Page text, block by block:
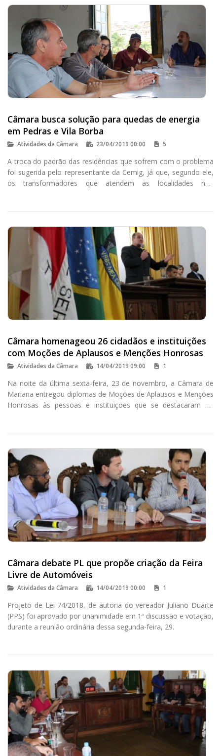
Câmara busca solução para quedas de energia
em Pedras e Vila Borba
Atividades da Câmara 23/04/2019 00:00 5
A troca do padrão das residências que sofrem com o problema
foi sugerida pelo representante da Cemig, já que, segundo ele,
os transformadores que atendem as localidades não
Câmara homenageou 26 cidadãos e instituições
com Moções de Aplausos e Menções Honrosas
Atividades da Câmara 14/04/2019 09:00 1
Na noite da última sexta-feira, 23 de novembro, a Câmara de
Mariana entregou diplomas de Moções de Aplausos e Menções
Honrosas às pessoas e instituições que se destacaram ao
Câmara debate PL que propõe criação da Feira
Livre de Automóveis
Atividades da Câmara 14/04/2019 00:00 1
Projeto de Lei 74/2018, de autoria do vereador Juliano Duarte
(PPS) foi aprovado por unanimidade em 1ª discussão e votação,
durante a reunião ordinária dessa segunda-feira, 29.